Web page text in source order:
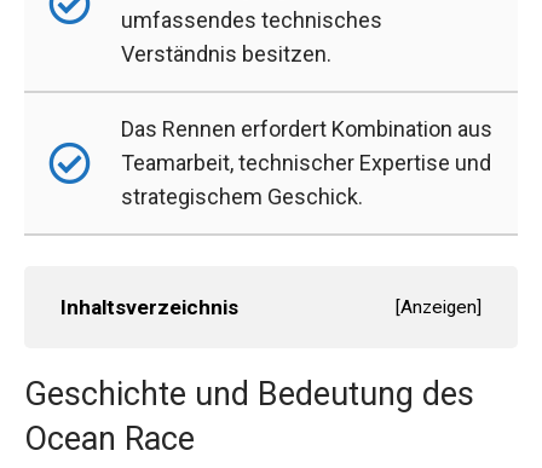
umfassendes technisches
Verständnis besitzen.
Das Rennen erfordert Kombination aus
Teamarbeit, technischer Expertise und
strategischem Geschick.
Inhaltsverzeichnis [Anzeigen]
Geschichte und Bedeutung des
Ocean Race